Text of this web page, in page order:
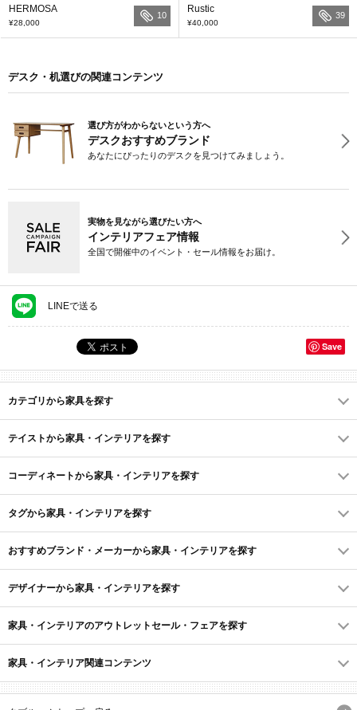
HERMOSA
¥28,000
10
Rustic
¥40,000
39
デスク・机選びの関連コンテンツ
選び方がわからないという方へ
デスクおすすめブランド
あなたにぴったりのデスクを見つけてみましょう。
実物を見ながら選びたい方へ
インテリアフェア情報
全国で開催中のイベント・セール情報をお届け。
LINEで送る
Save
カテゴリから家具を探す
テイストから家具・インテリアを探す
コーディネートから家具・インテリアを探す
タグから家具・インテリアを探す
おすすめブランド・メーカーから家具・インテリアを探す
デザイナーから家具・インテリアを探す
家具・インテリアのアウトレットセール・フェアを探す
家具・インテリア関連コンテンツ